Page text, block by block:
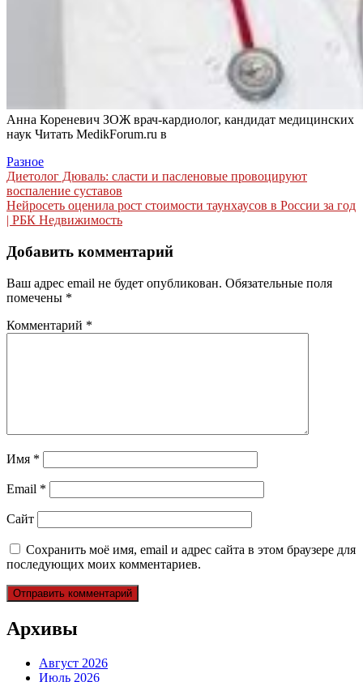
Анна Кореневич ЗОЖ врач-кардиолог, кандидат медицинских
наук Читать MedikForum.ru в
Разное
Навигация
по
записям
Диетолог Дюваль: сласти и пасленовые провоцируют
воспаление суставов
Нейросеть оценила рост стоимости таунхаусов в России за год
| РБК Недвижимость
Добавить комментарий
Ваш адрес email не будет опубликован. Обязательные поля
помечены *
Комментарий *
Имя *
Email *
Сайт
Сохранить моё имя, email и адрес сайта в этом браузере для
последующих моих комментариев.
Архивы
Август 2026
Июль 2026